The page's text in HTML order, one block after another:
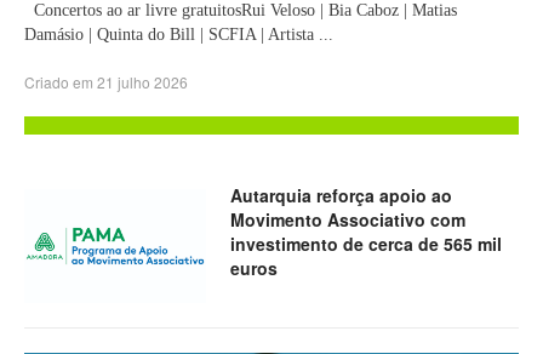
Concertos ao ar livre gratuitosRui Veloso | Bia Caboz | Matias
Damásio | Quinta do Bill | SCFIA | Artista ...
Criado em 21 julho 2026
Autarquia reforça apoio ao
Movimento Associativo com
investimento de cerca de 565 mil
euros